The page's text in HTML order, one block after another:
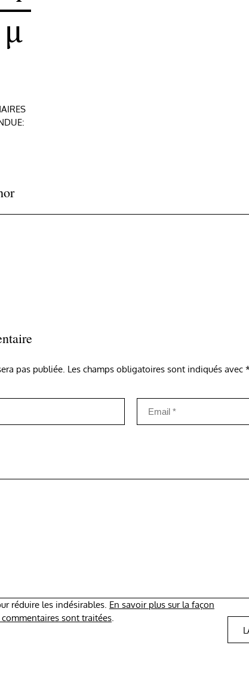
pas publiée. Les champs obligatoires sont indiqués avec
réduire les indésirables. En savoir plus sur la façon
sont traitées.